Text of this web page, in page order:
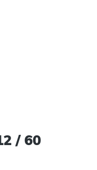
/ 60